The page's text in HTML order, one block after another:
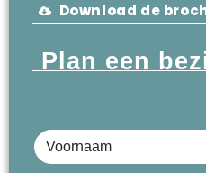
Download de
Plan een